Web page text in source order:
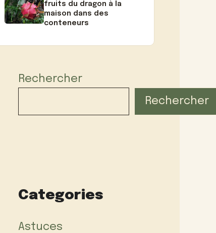
fruits du dragon à la
maison dans des
conteneurs
Rechercher
Rechercher
Categories
Astuces